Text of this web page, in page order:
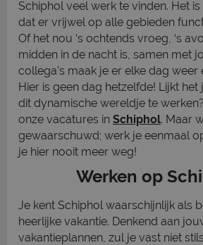
Schiphol veel werk te vinden. Het
dat er vrijwel op alle gebieden
Of het nou ‘s ochtends vroeg, ‘s
midden in de nacht is, samen met
collega’s maak je er elke dag weer
Hier is geen dag hetzelfde! Lijkt
dit dynamische wereldje te
onze vacatures in Schiphol. Maar
gewaarschuwd; werk je eenmaal
je hier nooit meer weg!
Werken op
Je kent Schiphol waarschijnlijk als
heerlijke vakantie. Denkend aan
vakantieplannen, zul je vast niet